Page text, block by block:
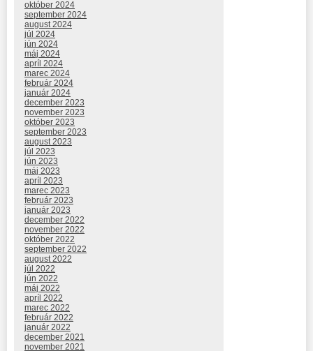
október 2024
september 2024
august 2024
júl 2024
jún 2024
máj 2024
apríl 2024
marec 2024
február 2024
január 2024
december 2023
november 2023
október 2023
september 2023
august 2023
júl 2023
jún 2023
máj 2023
apríl 2023
marec 2023
február 2023
január 2023
december 2022
november 2022
október 2022
september 2022
august 2022
júl 2022
jún 2022
máj 2022
apríl 2022
marec 2022
február 2022
január 2022
december 2021
november 2021